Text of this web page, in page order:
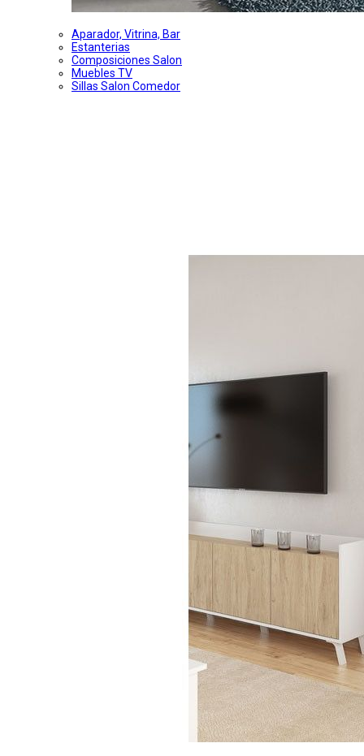
Aparador, Vitrina, Bar
Estanterias
Composiciones Salon
Muebles TV
Sillas Salon Comedor